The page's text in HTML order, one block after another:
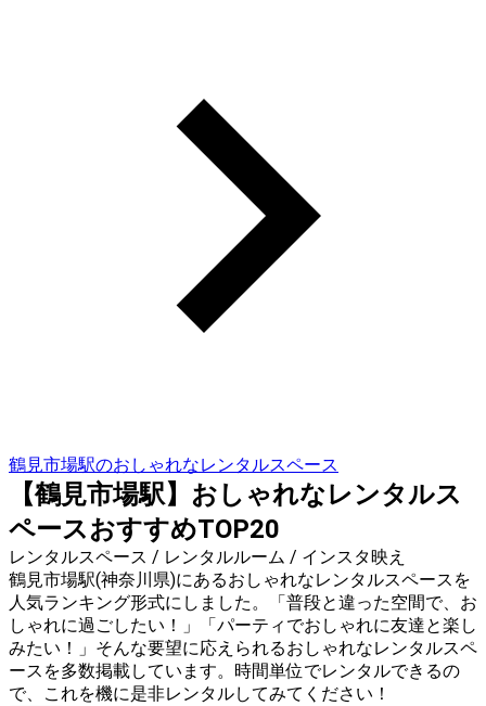
鶴見市場駅のおしゃれなレンタルスペース
【鶴見市場駅】おしゃれなレンタルス
ペースおすすめTOP20
レンタルスペース / レンタルルーム / インスタ映え
鶴見市場駅(神奈川県)にあるおしゃれなレンタルスペースを
人気ランキング形式にしました。「普段と違った空間で、お
しゃれに過ごしたい！」「パーティでおしゃれに友達と楽し
みたい！」そんな要望に応えられるおしゃれなレンタルスペ
ースを多数掲載しています。時間単位でレンタルできるの
で、これを機に是非レンタルしてみてください！